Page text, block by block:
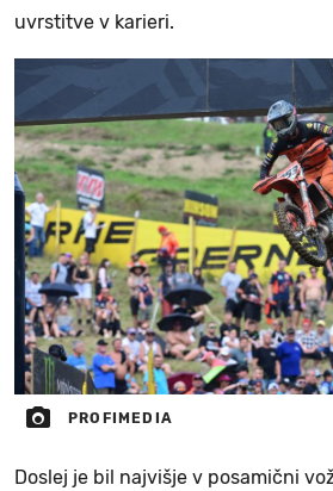
uvrstitve v karieri.
PROFIMEDIA
Doslej je bil najvišje v posamični